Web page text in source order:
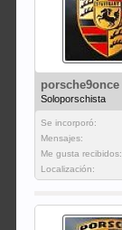
porsche9once
Soloporschista
Se incorporó:
Mensajes:
Me gusta recibidos:
Localización: